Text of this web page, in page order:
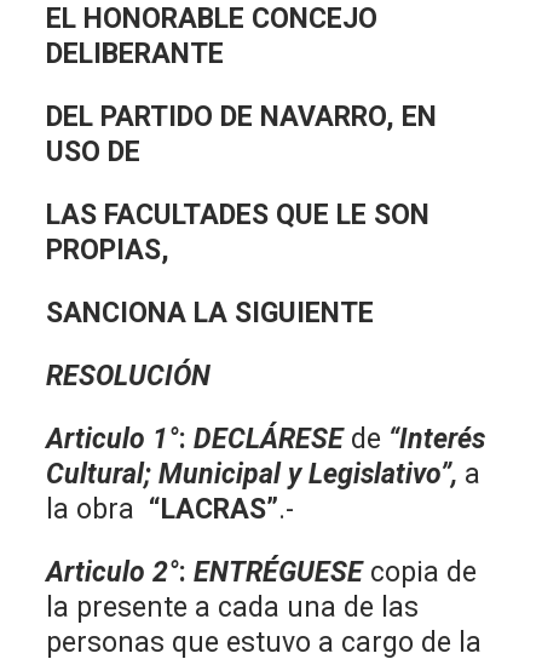
EL HONORABLE CONCEJO
DELIBERANTE
DEL PARTIDO DE NAVARRO, EN
USO DE
LAS FACULTADES QUE LE SON
PROPIAS,
SANCIONA LA SIGUIENTE
RESOLUCIÓN
Articulo 1°: DECLÁRESEde “Interés
Cultural; Municipal y Legislativo”, a
la obra “LACRAS”.-
Articulo 2°:ENTRÉGUESEcopia de
la presente a cada una de las
personas que estuvo a cargo de la